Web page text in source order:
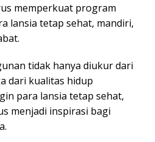
memperkuat program
lansia tetap sehat, mandiri,
tidak hanya diukur dari
dari kualitas hidup
para lansia tetap sehat,
menjadi inspirasi bagi